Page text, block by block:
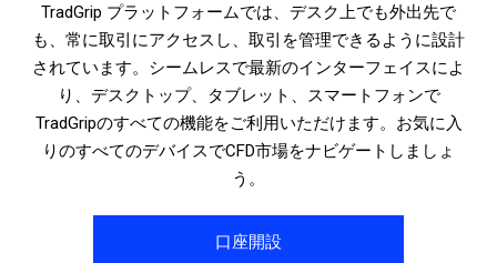
TradGrip プラットフォームでは、デスク上でも外出先で
も、常に取引にアクセスし、取引を管理できるように設計
されています。シームレスで最新のインターフェイスによ
り、デスクトップ、タブレット、スマートフォンで
TradGripのすべての機能をご利用いただけます。お気に入
りのすべてのデバイスでCFD市場をナビゲートしましょ
う。
口座開設